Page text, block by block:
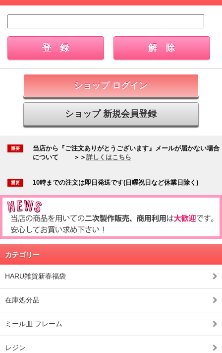
ショップ ログイン
ショップ 新規会員登録
当店から『ご注文ありがとうございます』メールが届かない場合
について
＞＞ 詳しくはこちら
10時までの注文は即日発送です(日曜祝日など休業日除く)
カテゴリー
HARU雑貨新春福袋
在庫処分品
ミール皿 フレーム
レジン